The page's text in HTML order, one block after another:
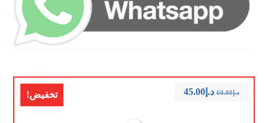
تخفيض! د.إ60.00 د.إ45.00